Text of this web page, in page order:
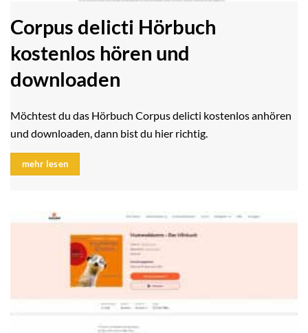
Corpus delicti Hörbuch
kostenlos hören und
downloaden
Möchtest du das Hörbuch Corpus delicti kostenlos anhören
und downloaden, dann bist du hier richtig.
mehr lesen